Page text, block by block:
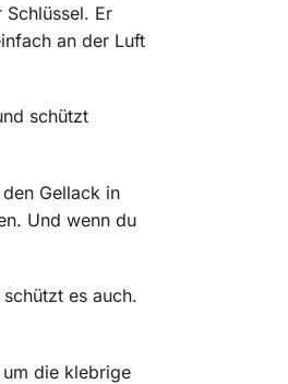
Er
an der Luft
schützt
Gellack in
Und wenn du
es auch.
die klebrige